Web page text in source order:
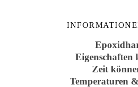
Eigenschaften
Zeit
Temperaturen